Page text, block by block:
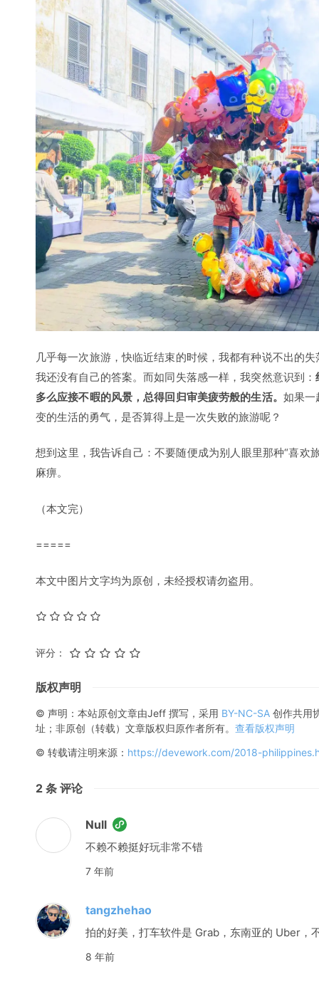
=====
本文中图片文字均为原创，未经授权请勿盗用。
评分：
版权声明
© 声明：本站原创文章由Jeff撰写，采用BY-NC-SA创作共用
址；非原创（转载）文章版权归原作者所有。查看版权声明
© 转载请注明来源：https://devework.com/2018-
2条 评论
Null
不赖不赖挺好玩非常不错
7 年前
tangzhehao
拍的好美，打车软件是 Grab，东南亚的 Uber，
发表评论
Copyright © 2013-2021 DeveWork.
粤ICP备13036106号-1 关于 联系 地图